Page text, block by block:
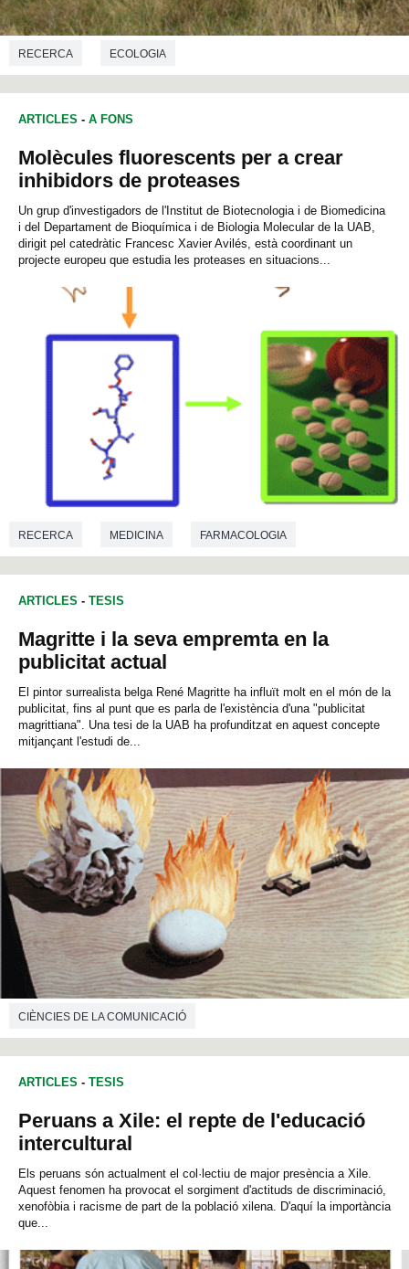
RECERCA ECOLOGIA
ARTICLES - A FONS
Molècules fluorescents per a crear
inhibidors de proteases
Un grup d'investigadors de l'Institut de Biotecnologia i de Biomedicina
i del Departament de Bioquímica i de Biologia Molecular de la UAB,
dirigit pel catedràtic Francesc Xavier Avilés, està coordinant un
projecte europeu que estudia les proteases en situacions...
RECERCA MEDICINA FARMACOLOGIA
BIOQUÍMICA
ARTICLES - TESIS
Magritte i la seva empremta en la
publicitat actual
El pintor surrealista belga René Magritte ha influït molt en el món de la
publicitat, fins al punt que es parla de l'existència d'una "publicitat
magrittiana". Una tesi de la UAB ha profunditzat en aquest concepte
mitjançant l'estudi de...
CIÈNCIES DE LA COMUNICACIÓ
ARTICLES - TESIS
Peruans a Xile: el repte de l'educació
intercultural
Els peruans són actualment el col·lectiu de major presència a Xile.
Aquest fenomen ha provocat el sorgiment d'actituds de discriminació,
xenofòbia i racisme de part de la població xilena. D'aquí la importància
que...